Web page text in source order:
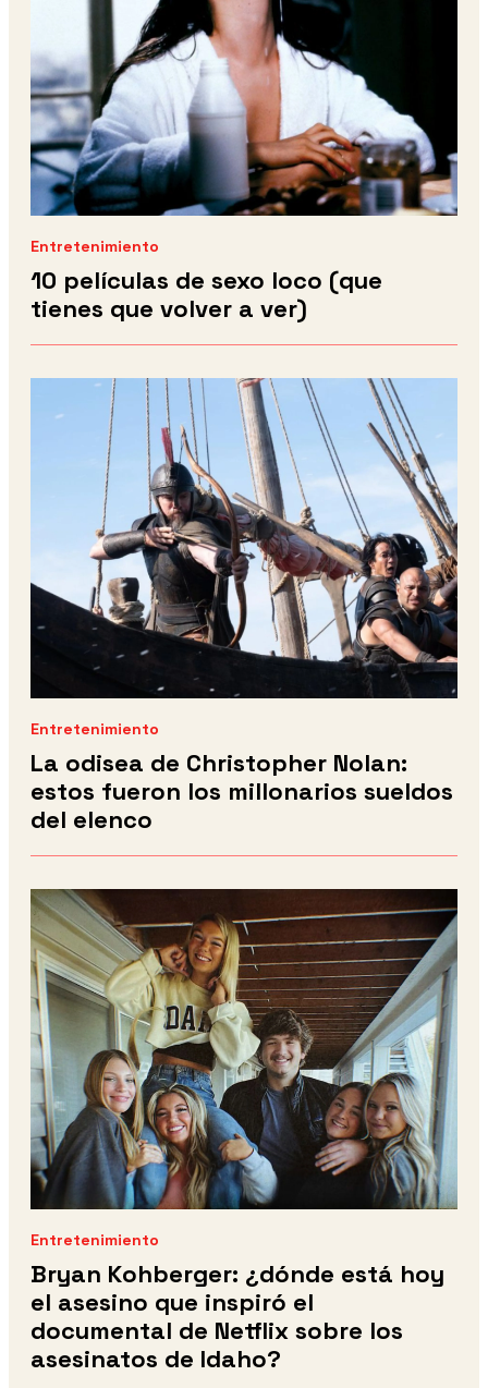
Entretenimiento
10 películas de sexo loco (que
tienes que volver a ver)
Entretenimiento
La odisea de Christopher Nolan:
estos fueron los millonarios sueldos
del elenco
Entretenimiento
Bryan Kohberger: ¿dónde está hoy
el asesino que inspiró el
documental de Netflix sobre los
asesinatos de Idaho?